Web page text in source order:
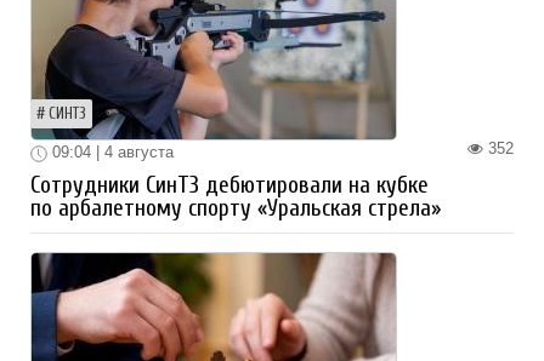
СИНТЗ
352
09:04 | 4 августа
Сотрудники СинТЗ дебютировали на кубке
по арбалетному спорту «Уральская стрела»